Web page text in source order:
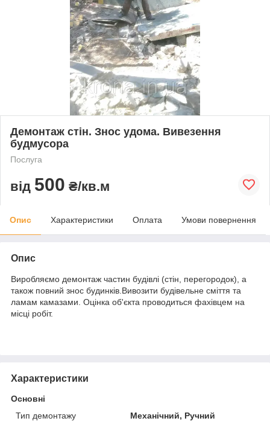
Демонтаж стін. Знос удома. Вивезення
будмусора
Послуга
від 500 ₴/кв.м
Опис Характеристики Оплата Умови повернення
Опис
Виробляємо демонтаж частин будівлі (стін, перегородок), а
також повний знос будинків.Вивозити будівельне сміття та
ламам камазами. Оцінка об'єкта проводиться фахівцем на
місці робіт.
Характеристики
Основні
Тип демонтажу
Механічний, Ручний